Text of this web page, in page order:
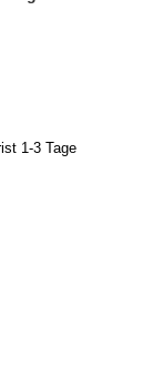
1-3 Tage